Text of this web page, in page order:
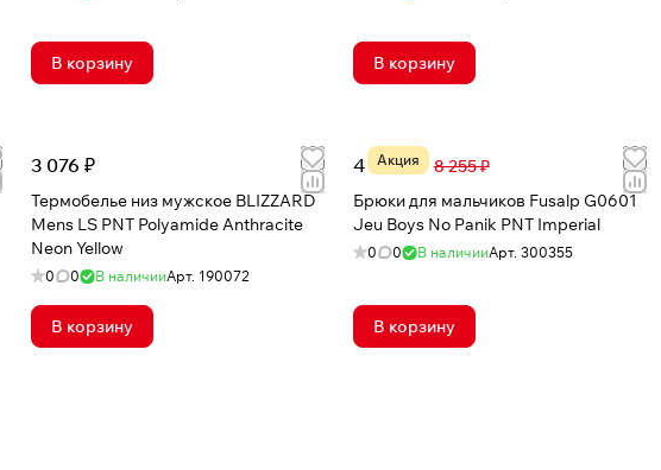
В корзину В корзину
3 076 ₽
Термобелье низ мужское BLIZZARD
Mens LS PNT Polyamide Anthracite
Neon Yellow
0 0 В наличииАрт. 190072
В корзину
Акция
4 590 ₽
8 255 ₽
Брюки для мальчиков Fusalp G0601
Jeu Boys No Panik PNT Imperial
0 0 В наличииАрт. 300355
В корзину